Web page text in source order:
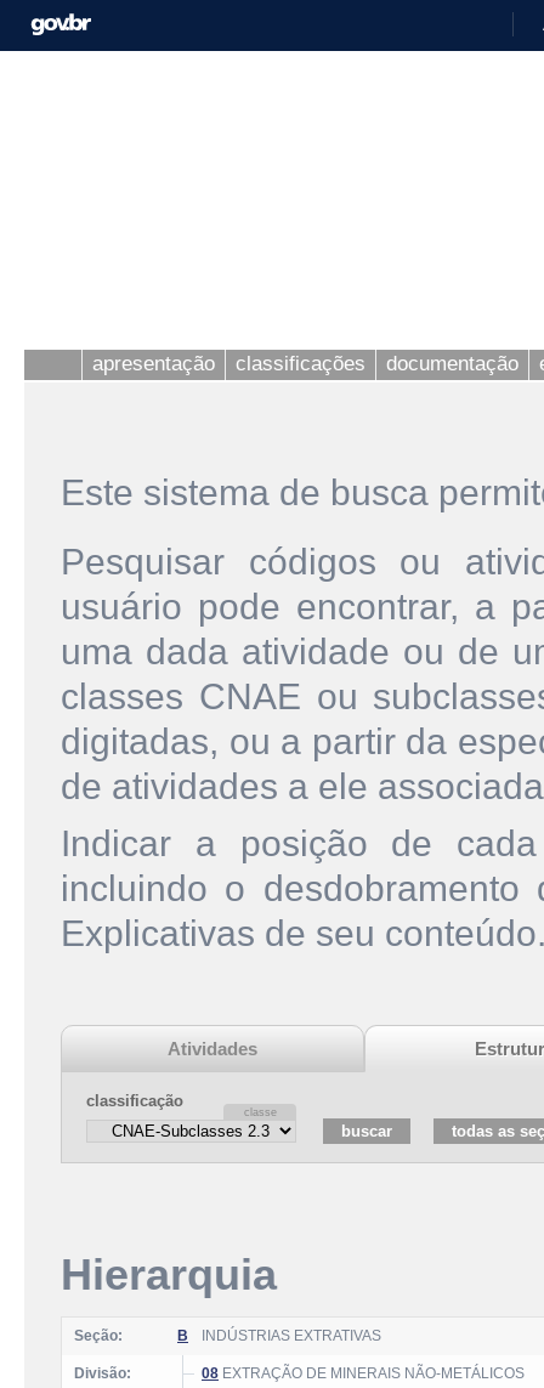
apresentação classificações documentação
Este sistema de busca
Pesquisar códigos ou
usuário pode encontrar, a
uma dada atividade ou de
classes CNAE ou
digitadas, ou a partir da
de atividades a ele
Indicar a posição de
incluindo o
Explicativas de seu
Atividades
classificação
Hierarquia
Seção: B INDÚSTRIAS EXTRATIVAS
Divisão: 08 EXTRAÇÃO DE MINERAIS NÃO-METÁLICOS